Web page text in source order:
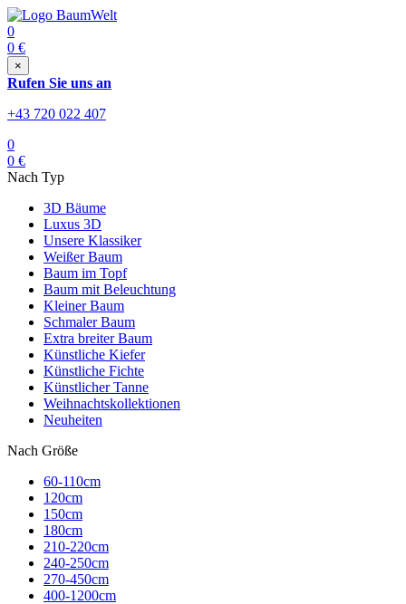
0
0 €
×
Rufen Sie uns an
+43 720 022 407
0
0 €
Nach Typ
3D Bäume
Luxus 3D
Unsere Klassiker
Weißer Baum
Baum im Topf
Baum mit Beleuchtung
Kleiner Baum
Schmaler Baum
Extra breiter Baum
Künstliche Kiefer
Künstliche Fichte
Künstlicher Tanne
Weihnachtskollektionen
Neuheiten
Nach Größe
60-110cm
120cm
150cm
180cm
210-220cm
240-250cm
270-450cm
400-1200cm